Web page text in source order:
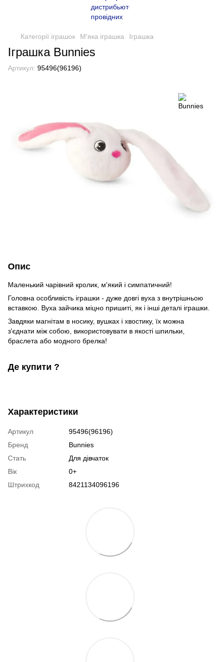
Категорії іграшок М'яка іграшка Іграшка
Іграшка Bunnies
Артикул: 95496(96196)
Опис
Маленький чарівний кролик, м'який і симпатичний!
Головна особливість іграшки - дуже довгі вуха з внутрішньою
вставкою. Вуха зайчика міцно пришиті, як і інші деталі іграшки.
Завдяки магнітам в носику, вушках і хвостику, їх можна
з'єднати між собою, використовувати в якості шпильки,
браслета або модного брелка!
Де купити ?
Характеристики
Артикул
95496(96196)
Бренд
Bunnies
Стать
Для дівчаток
Вік
0+
Штрихкод
8421134096196